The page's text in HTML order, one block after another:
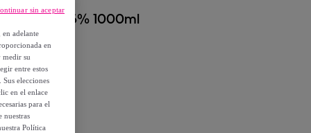
20 vol 6% 1000ml
adelante
en
medir su
entre estos
elecciones
en el enlace
para el
nuestras
Política
sin aceptar